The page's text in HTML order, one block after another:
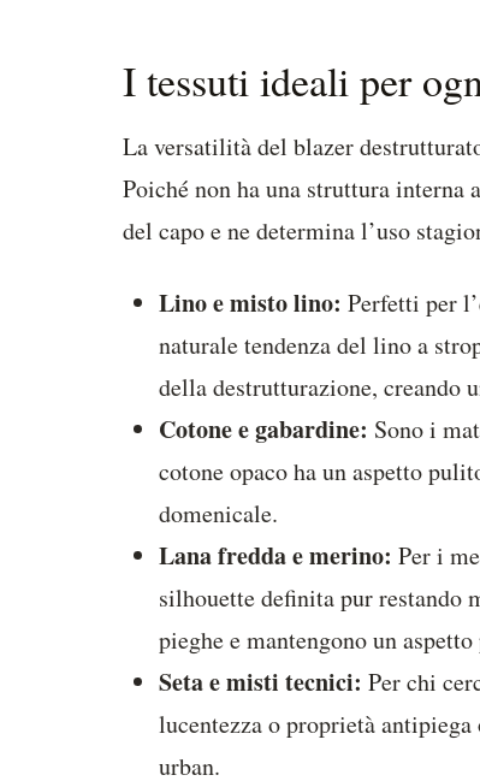
I tessuti ideali per
La versatilità del blazer
Poiché non ha una struttura interna
del capo e ne determina l’uso
Lino e misto lino: Perfetti per
naturale tendenza del lino a
della destrutturazione, creando
Cotone e gabardine: Sono i
cotone opaco ha un aspetto
domenicale.
Lana fredda e merino: Per i
silhouette definita pur restando
pieghe e mantengono un
Seta e misti tecnici: Per chi
lucentezza o proprietà
urban.